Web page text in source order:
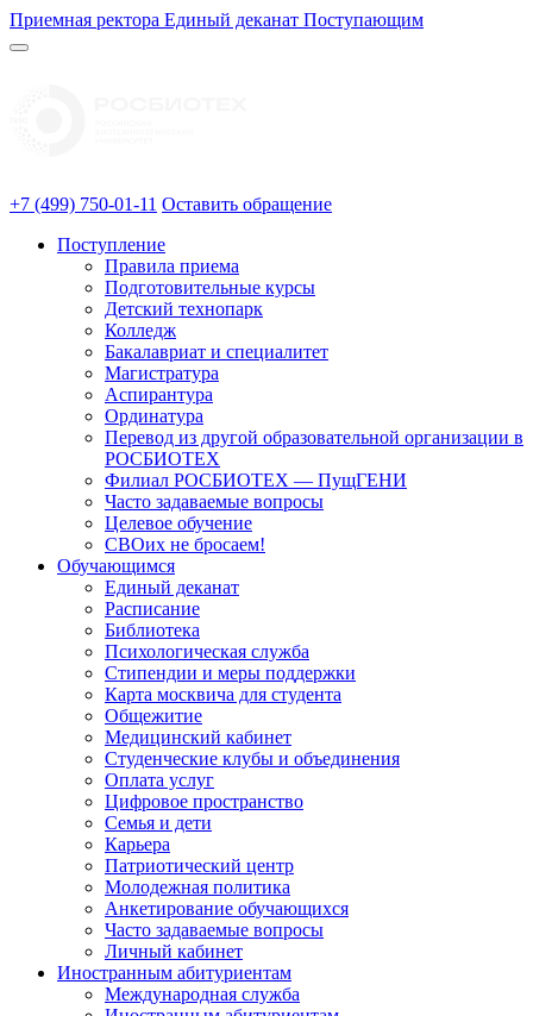
Приемная ректора Единый деканат Поступающим
+7 (499) 750-01-11 Оставить обращение
Поступление
Правила приема
Подготовительные курсы
Детский технопарк
Колледж
Бакалавриат и специалитет
Магистратура
Аспирантура
Ординатура
Перевод из другой образовательной организации в
РОСБИОТЕХ
Филиал РОСБИОТЕХ — ПущГЕНИ
Часто задаваемые вопросы
Целевое обучение
СВОих не бросаем!
Обучающимся
Единый деканат
Расписание
Библиотека
Психологическая служба
Стипендии и меры поддержки
Карта москвича для студента
Общежитие
Медицинский кабинет
Студенческие клубы и объединения
Оплата услуг
Цифровое пространство
Семья и дети
Карьера
Патриотический центр
Молодежная политика
Анкетирование обучающихся
Часто задаваемые вопросы
Личный кабинет
Иностранным абитуриентам
Международная служба